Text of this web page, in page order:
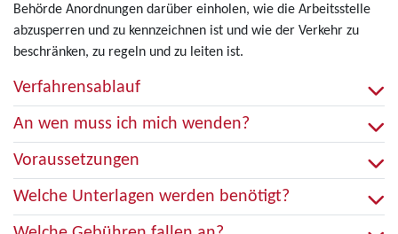
Behörde Anordnungen darüber einholen, wie die Arbeitsstelle
abzusperren und zu kennzeichnen ist und wie der Verkehr zu
beschränken, zu regeln und zu leiten ist.
Verfahrensablauf
An wen muss ich mich wenden?
Voraussetzungen
Welche Unterlagen werden benötigt?